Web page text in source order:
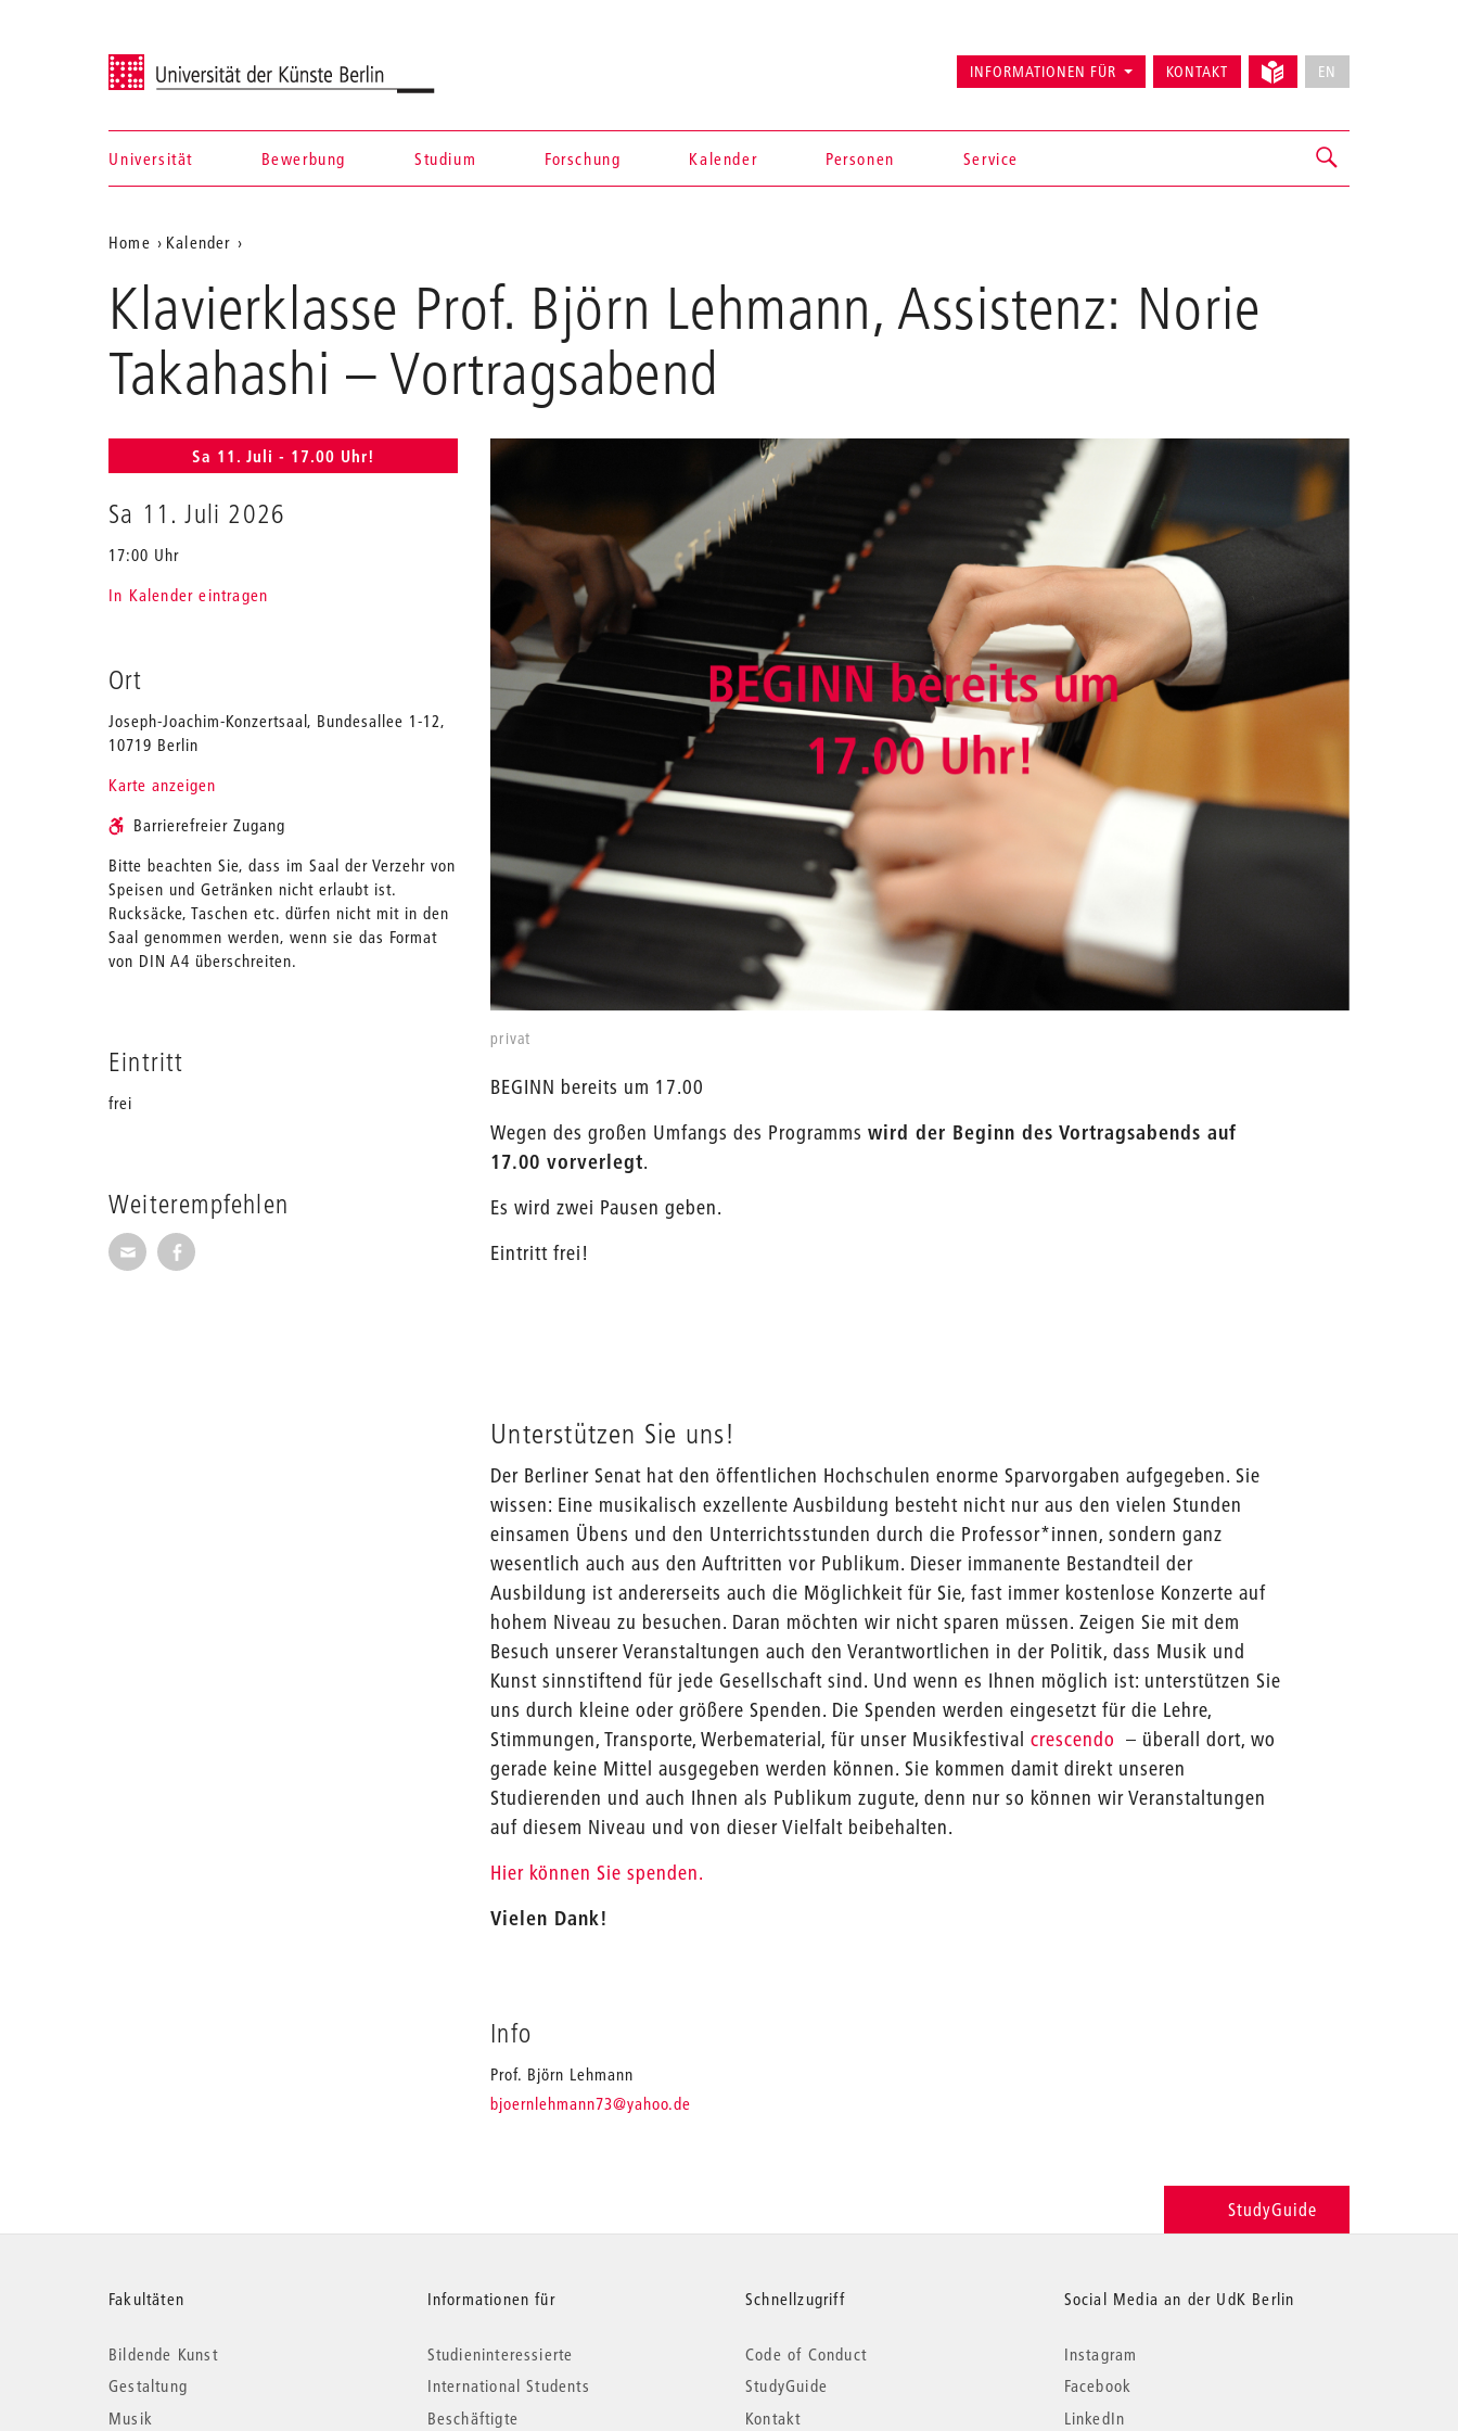
Universität der Künste Berlin
Navigation &
Suche
Universität Bewerbung Studium Forschung Kalender Personen Service
INFORMATIONEN FÜR KONTAKT EN
Aktuelle
Position
auf
der
Webseite
Home
Kalender
Prof.
Björn
Lehmann,
Assistenz:
Norie
Klavierklasse Prof. Björn Lehmann, Assistenz: Norie
Takahashi – Vortragsabend
Sa 11. Juli - 17.00 Uhr!
Sa 11. Juli 2026
17:00 Uhr
In Kalender eintragen
Ort
Joseph-Joachim-Konzertsaal, Bundesallee 1-12,
10719 Berlin
Karte anzeigen
Barrierefreier Zugang
Bitte beachten Sie, dass im Saal der Verzehr von
Speisen und Getränken nicht erlaubt ist.
Rucksäcke, Taschen etc. dürfen nicht mit in den
Saal genommen werden, wenn sie das Format
von DIN A4 überschreiten.
Eintritt
frei
Weiterempfehlen
Seite per E-Mail weiterempfehlen
Seite auf Facebook weiterempfehlen
privat
BEGINN bereits um 17.00
Wegen des großen Umfangs des Programmswird der Beginn des Vortragsabends auf
17.00vorverlegt.
Es wird zwei Pausen geben.
Eintritt frei!
Unterstützen Sie uns!
Der Berliner Senat hat den öffentlichen Hochschulen enorme Sparvorgaben aufgegeben. Sie
wissen: Eine musikalisch exzellente Ausbildung besteht nicht nur aus den vielen Stunden
einsamen Übens und den Unterrichtsstunden durch die Professor*innen, sondern ganz
wesentlich auch aus den Auftritten vor Publikum. Dieser immanente Bestandteil der
Ausbildung ist andererseits auch die Möglichkeit für Sie, fast immer kostenlose Konzerte auf
hohem Niveau zu besuchen. Daran möchten wir nicht sparen müssen. Zeigen Sie mit dem
Besuch unserer Veranstaltungen auch den Verantwortlichen in der Politik, dass Musik und
Kunst sinnstiftend für jede Gesellschaft sind. Und wenn es Ihnen möglich ist: unterstützen Sie
uns durch kleine oder größere Spenden. Die Spenden werden eingesetzt für die Lehre,
Stimmungen, Transporte, Werbematerial, für unser Musikfestivalcrescendo – überall dort, wo
gerade keine Mittel ausgegeben werden können. Sie kommen damit direkt unseren
Studierenden und auch Ihnen als Publikum zugute, denn nur so können wir Veranstaltungen
auf diesem Niveau und von dieser Vielfalt beibehalten.
Hier können Sie spenden.
Vielen Dank!
Info
Prof. Björn Lehmann
bjoernlehmann73_
@yahoo.de
StudyGuide
Weitere
Informationen
Fakultäten
Bildende Kunst
Gestaltung
Musik
Informationen für
Studieninteressierte
International Students
Beschäftigte
Schnellzugriff
Code of Conduct
StudyGuide
Kontakt
Social Media an der UdK Berlin
Instagram
Facebook
LinkedIn